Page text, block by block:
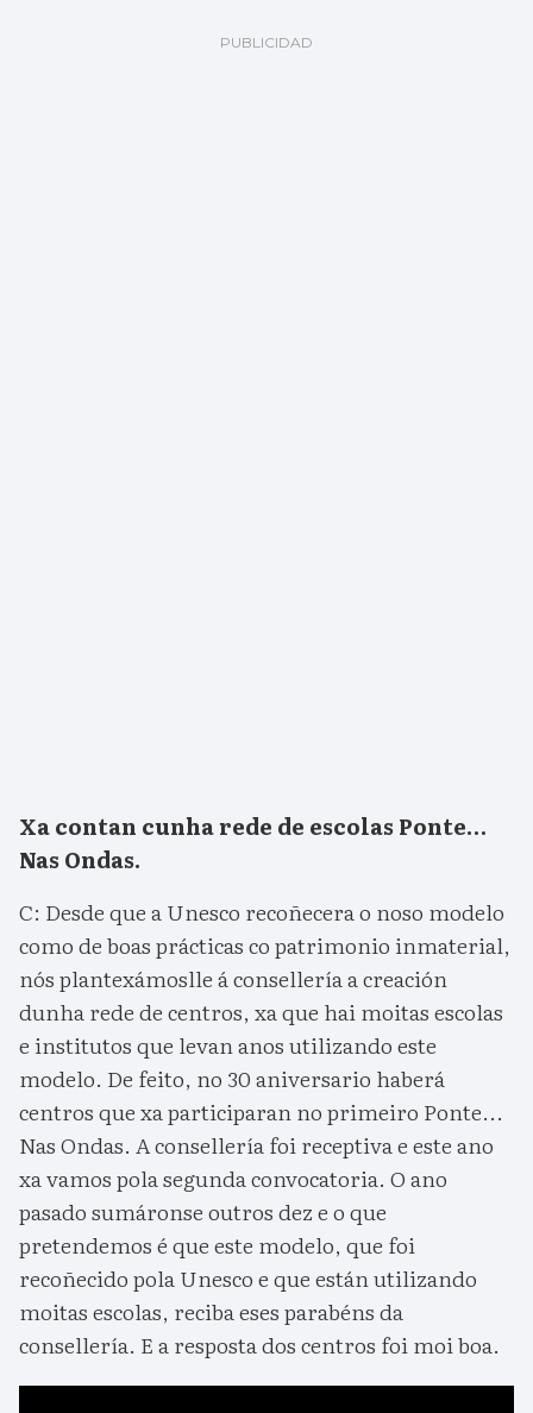
Xa contan cunha rede de escolas Ponte…
Nas Ondas.
C: Desde que a Unesco recoñecera o noso modelo
como de boas prácticas co patrimonio inmaterial,
nós plantexámoslle á consellería a creación
dunha rede de centros, xa que hai moitas escolas
e institutos que levan anos utilizando este
modelo. De feito, no 30 aniversario haberá
centros que xa participaran no primeiro Ponte...
Nas Ondas. A consellería foi receptiva e este ano
xa vamos pola segunda convocatoria. O ano
pasado sumáronse outros dez e o que
pretendemos é que este modelo, que foi
recoñecido pola Unesco e que están utilizando
moitas escolas, reciba eses parabéns da
consellería. E a resposta dos centros foi moi boa.